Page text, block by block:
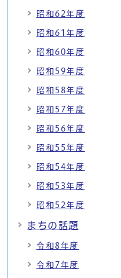
昭和62年度
昭和61年度
昭和60年度
昭和59年度
昭和58年度
昭和57年度
昭和56年度
昭和55年度
昭和54年度
昭和53年度
昭和52年度
まちの話題
令和8年度
令和7年度